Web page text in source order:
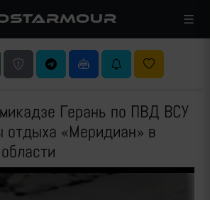
Герань по ПВД ВСУ
отдыха «Меридиан» в